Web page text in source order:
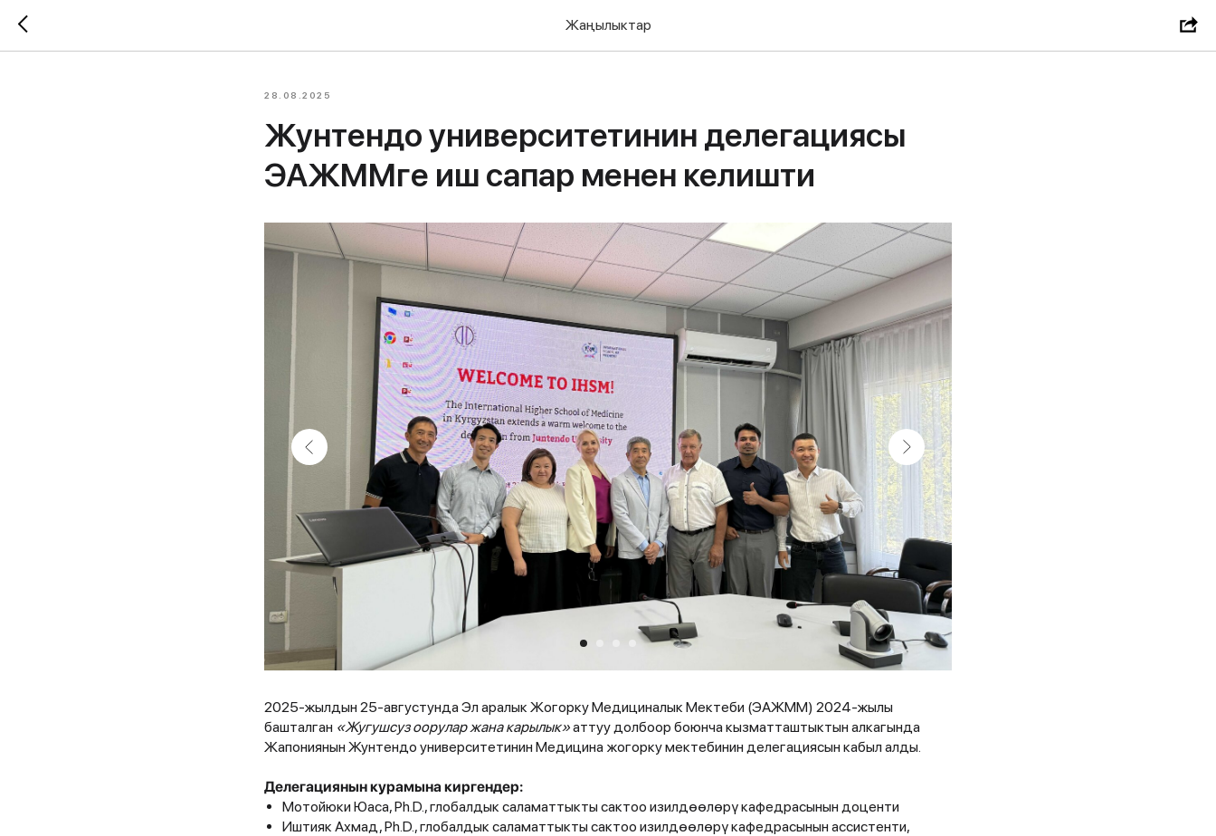
Жаңылыктар
28.08.2025
Жунтендо университетинин делегациясы
ЭАЖММге иш сапар менен келишти
2025-жылдын 25-августунда Эл аралык Жогорку Медициналык Мектеби (ЭАЖММ) 2024-жылы
башталган «Жугушсуз оорулар жана карылык»аттуу долбоор боюнча кызматташтыктын алкагында
Жапониянын Жунтендо университетинин Медицина жогорку мектебинин делегациясын кабыл алды.
Делегациянын курамына киргендер:
Мотойюки Юаса, Ph.D., глобалдык саламаттыкты сактоо изилдөөлөрү кафедрасынын доценти
Иштияк Ахмад, Ph.D., глобалдык саламаттыкты сактоо изилдөөлөрү кафедрасынын ассистенти,